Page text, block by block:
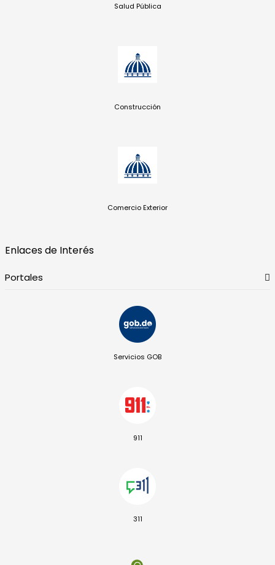
Salud Pública
Construcción
Comercio Exterior
Enlaces de Interés
Portales
Servicios GOB
911
311